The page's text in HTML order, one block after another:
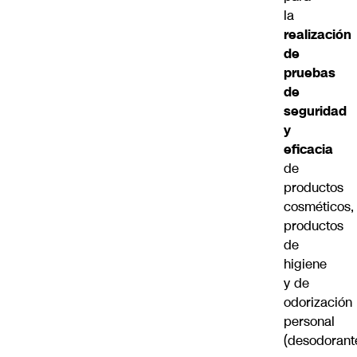
la
realización
de
pruebas
de
seguridad
y
eficacia
de
productos
cosméticos,
productos
de
higiene
y de
odorización
personal